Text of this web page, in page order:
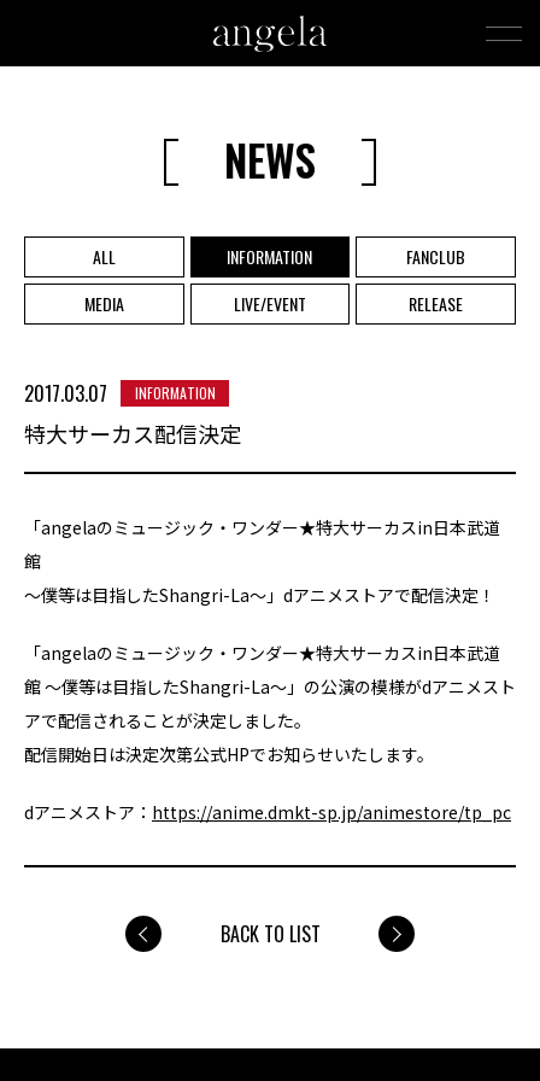
NEWS
ALL INFORMATION
FANCLUB
MEDIA
LIVE/EVENT RELEASE
2017.03.07 INFORMATION
特大サーカス配信決定
「angelaのミュージック・ワンダー★特大サーカスin日本武道
館
～僕等は目指したShangri-La～」dアニメストアで配信決定！
「angelaのミュージック・ワンダー★特大サーカスin日本武道
館 ～僕等は目指したShangri-La～」の公演の模様がdアニメスト
アで配信されることが決定しました。
配信開始日は決定次第公式HPでお知らせいたします。
dアニメストア： https://anime.dmkt-sp.jp/animestore/tp_pc
BACK TO LIST